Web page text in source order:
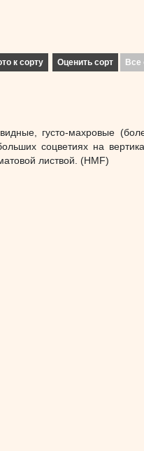
к сорту Оценить сорт Все
густо-махровые
соцветиях на
листвой. (HMF)